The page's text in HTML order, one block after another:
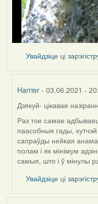
Увайдзіце ці
Harrier - 03.06.2021 -
In
reply
to
by
svetlana
vranova
Дзякуй- цікавае
Раз тое самае
паасобныя гады, хутчэй
сапраўды нейкая
полам і як мінімум
самыя, што і ў мінулы
Увайдзіце ці